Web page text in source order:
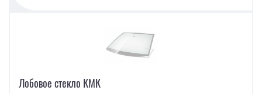
Лобовое стекло КМК